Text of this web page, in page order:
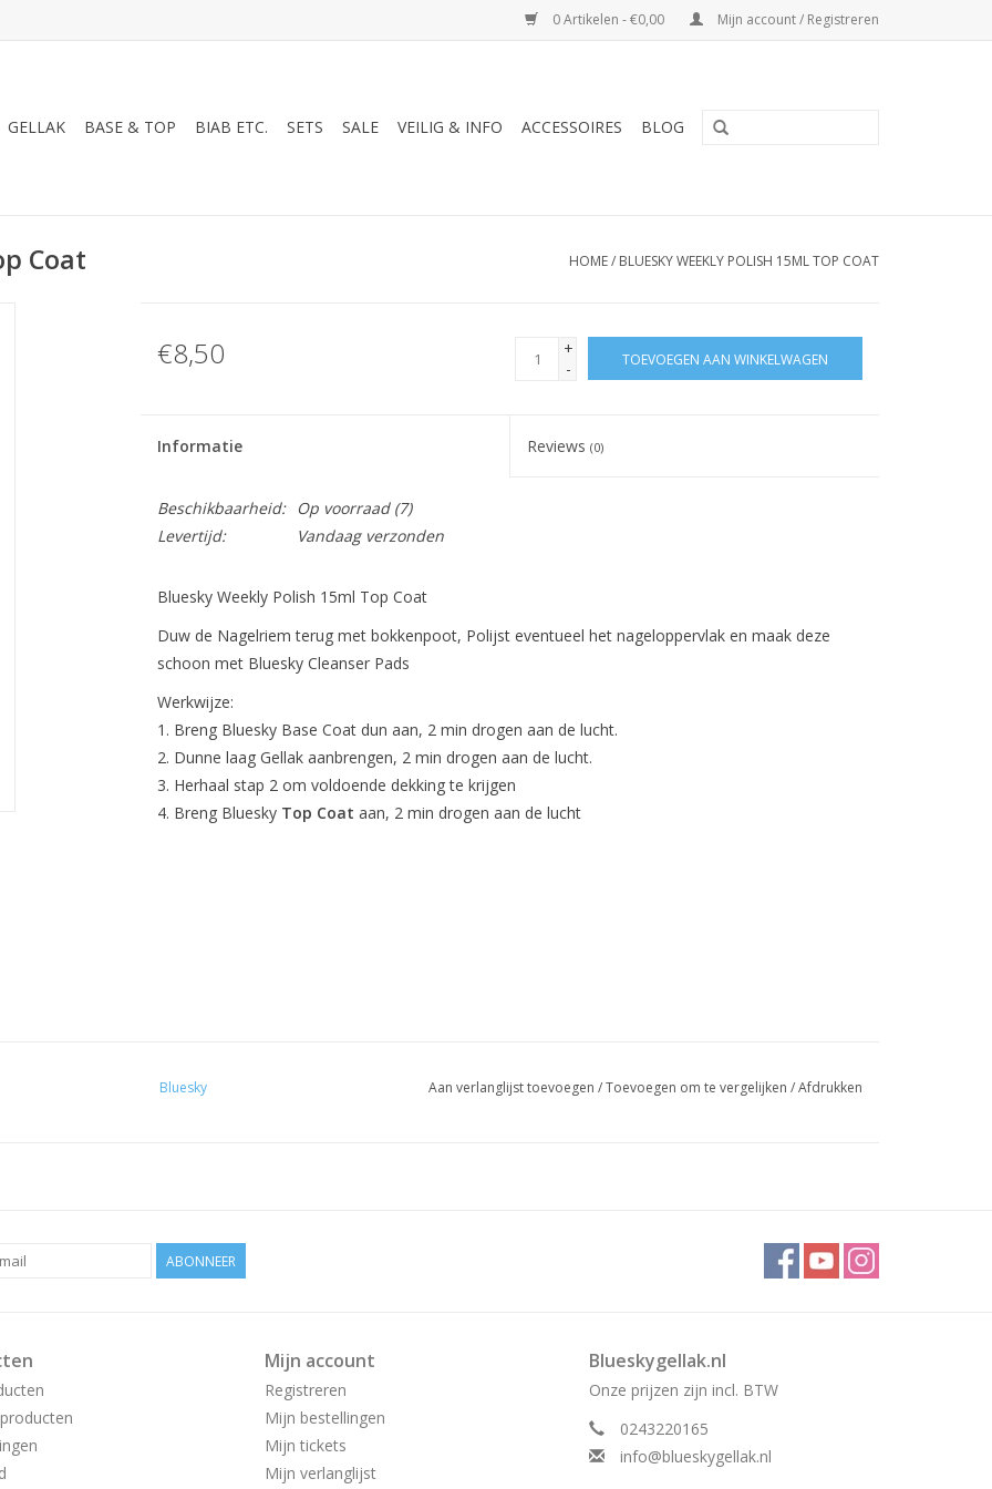
0 Artikelen - €0,00 Mijn account / Registreren
GELLAK BASE & TOP BIAB ETC. SETS SALE VEILIG & INFO ACCESSOIRES BLOG
Coat HOME/ BLUESKY WEEKLY POLISH 15ML TOP COAT
€8,50
+
-
TOEVOEGEN AAN WINKELWAGEN
Informatie Reviews(0)
Beschikbaarheid: Op voorraad(7)
Levertijd:
Vandaag verzonden
Bluesky Weekly Polish 15ml Top Coat
Duw de Nagelriem terug met bokkenpoot, Polijst eventueel het nageloppervlak en maak deze
schoon met Bluesky Cleanser Pads
Werkwijze:
Breng Bluesky Base Coat dun aan, 2 min drogen aan de lucht.
Dunne laag Gellak aanbrengen, 2 min drogen aan de lucht.
Herhaal stap 2 om voldoende dekking te krijgen
Breng Bluesky Top Coat aan, 2 min drogen aan de lucht
Bluesky Aan verlanglijst toevoegen /Toevoegen om te vergelijken /Afdrukken
ABONNEER
Mijn account
Registreren
Mijn bestellingen
Mijn tickets
Mijn verlanglijst
Blueskygellak.nl
Onze prijzen zijn incl. BTW
0243220165
info@blueskygellak.nl